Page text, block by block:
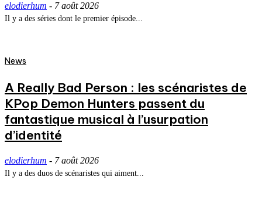
elodierhum - 7 août 2026
Il y a des séries dont le premier épisode...
News
A Really Bad Person : les scénaristes de
KPop Demon Hunters passent du
fantastique musical à l’usurpation
d’identité
elodierhum - 7 août 2026
Il y a des duos de scénaristes qui aiment...